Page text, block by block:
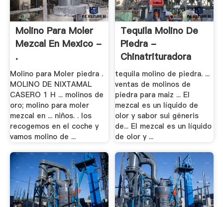
Molino Para Moler
Mezcal En Mexico -
.
Molino para Moler piedra .
MOLINO DE NIXTAMAL
CASERO 1 H ... molinos de
oro; molino para moler
mezcal en ... niños. . los
recogemos en el coche y
vamos molino de ...
Tequila Molino De
Piedra -
Chinatrituradora
tequila molino de piedra. ...
ventas de molinos de
piedra para maiz ... El
mezcal es un líquido de
olor y sabor sui géneris
de... El mezcal es un líquido
de olor y ...